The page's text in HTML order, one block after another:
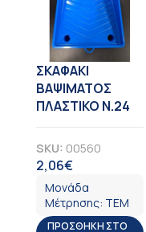
ΣΚΑΦΑΚΙ
ΒΑΨΙΜΑΤΟΣ
ΠΛΑΣΤΙΚΟ Ν.24
SKU: 00560
2,06€
Μονάδα
Μέτρησης: ΤΕΜ
ΠΡΟΣΘΉΚΗ ΣΤΟ